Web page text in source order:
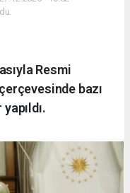
Resmi
bazı